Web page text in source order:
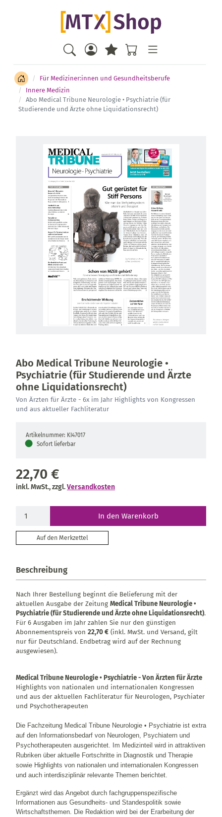
Für Mediziner:innen und Gesundheitsberufe
Innere Medizin
Abo Medical Tribune Neurologie • Psychiatrie (für
Studierende und Ärzte ohne Liquidationsrecht)
Abo Medical Tribune Neurologie •
Psychiatrie (für Studierende und Ärzte
ohne Liquidationsrecht)
Von Ärzten für Ärzte - 6x im Jahr Highlights von Kongressen
und aus aktueller Fachliteratur
Artikelnummer: KI47017
● Sofort lieferbar
22,70 €
inkl. MwSt., zzgl.Versandkosten
In den Warenkorb
Auf den Merkzettel
Beschreibung
Nach Ihrer Bestellung beginnt die Belieferung mit der
aktuellen Ausgabe der Zeitung Medical Tribune Neurologie •
Psychiatrie (für Studierende und Ärzte ohne Liquidationsrecht).
Für 6 Ausgaben im Jahr zahlen Sie nur den günstigen
Abonnementspreis von 22,70 € (inkl. MwSt. und Versand, gilt
nur für Deutschland. Endbetrag wird auf der Rechnung
ausgewiesen).
Medical Tribune Neurologie • Psychiatrie - Von Ärzten für Ärzte
Highlights von nationalen und internationalen Kongressen
und aus der aktuellen Fachliteratur für Neurologen, Psychiater
und Psychotherapeuten
Die Fachzeitung Medical Tribune Neurologie • Psychiatrie ist extra
auf den Informationsbedarf von Neurologen, Psychiatern und
Psychotherapeuten ausgerichtet. Im Medizinteil wird in attraktiven
Rubriken über aktuelle Fortschritte in Diagnostik und Therapie
sowie Highlights von nationalen und internationalen Kongressen
und auch interdisziplinär relevante Themen berichtet.
Ergänzt wird das Angebot durch fachgruppenspezifische
Informationen aus Gesundheits- und Standespolitik sowie
Wirtschaftsthemen. Die Redaktion wird bei der Erarbeitung der